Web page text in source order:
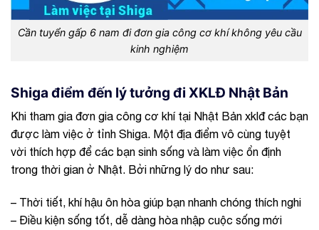
Cần tuyển gấp 6 nam đi đơn gia công cơ khí không yêu cầu
kinh nghiệm
Shiga điểm đến lý tưởng đi XKLĐ Nhật Bản
Khi tham gia đơn gia công cơ khí tại Nhật Bản xklđ các bạn
được làm việc ở tỉnh Shiga. Một địa điểm vô cùng tuyệt
vời thích hợp để các bạn sinh sống và làm việc ổn định
trong thời gian ở Nhật. Bởi những lý do như sau:
– Thời tiết, khí hậu ôn hòa giúp bạn nhanh chóng thích nghi
– Điều kiện sống tốt, dễ dàng hòa nhập cuộc sống mới